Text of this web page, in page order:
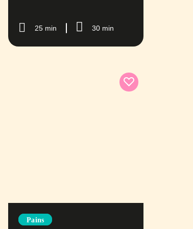
25 min 30 min
Pains